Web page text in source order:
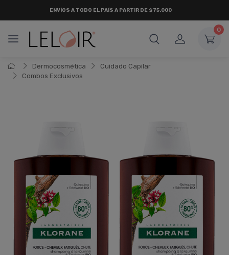
0
Dermocosmética
Cuidado Capilar
Combos Exclusivos